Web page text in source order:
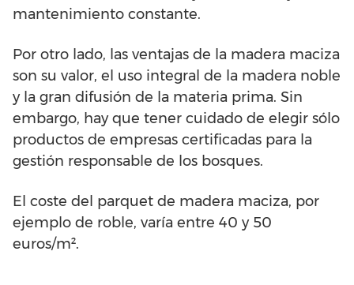
mantenimiento constante.
Por otro lado, las ventajas de la madera maciza
son su valor, el uso integral de la madera noble
y la gran difusión de la materia prima. Sin
embargo, hay que tener cuidado de elegir sólo
productos de empresas certificadas para la
gestión responsable de los bosques.
El coste del parquet de madera maciza, por
ejemplo de roble, varía entre 40 y 50
euros/m².